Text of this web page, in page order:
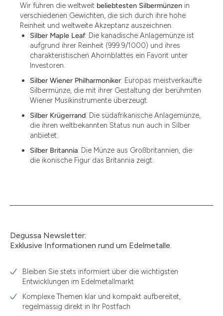
Wir führen die weltweit beliebtesten Silbermünzen in
verschiedenen Gewichten, die sich durch ihre hohe
Reinheit und weltweite Akzeptanz auszeichnen.
Silber Maple Leaf: Die kanadische Anlagemünze ist
aufgrund ihrer Reinheit (999.9/1000) und ihres
charakteristischen Ahornblattes ein Favorit unter
Investoren.
Silber Wiener Philharmoniker: Europas meistverkaufte
Silbermünze, die mit ihrer Gestaltung der berühmten
Wiener Musikinstrumente überzeugt.
Silber Krügerrand: Die südafrikanische Anlagemünze,
die ihren weltbekannten Status nun auch in Silber
anbietet.
Silber Britannia: Die Münze aus Großbritannien, die
die ikonische Figur das Britannia zeigt.
Degussa Newsletter:
Exklusive Informationen rund um Edelmetalle.
Bleiben Sie stets informiert über die wichtigsten
Entwicklungen im Edelmetallmarkt
Komplexe Themen klar und kompakt aufbereitet,
regelmässig direkt in Ihr Postfach